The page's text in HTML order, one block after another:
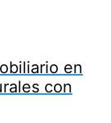
en
con